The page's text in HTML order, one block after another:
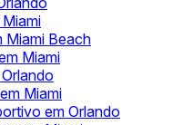
Miami Beach
Miami
Miami
em Orlando